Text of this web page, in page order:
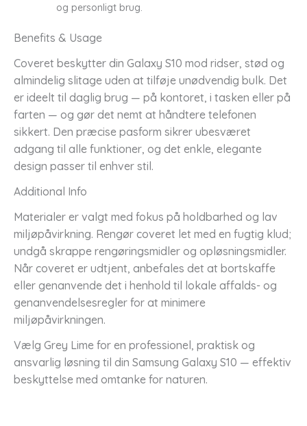
og personligt brug.
Benefits & Usage
Coveret beskytter din Galaxy S10 mod ridser, stød og
almindelig slitage uden at tilføje unødvendig bulk. Det
er ideelt til daglig brug — på kontoret, i tasken eller på
farten — og gør det nemt at håndtere telefonen
sikkert. Den præcise pasform sikrer ubesværet
adgang til alle funktioner, og det enkle, elegante
design passer til enhver stil.
Additional Info
Materialer er valgt med fokus på holdbarhed og lav
miljøpåvirkning. Rengør coveret let med en fugtig klud;
undgå skrappe rengøringsmidler og opløsningsmidler.
Når coveret er udtjent, anbefales det at bortskaffe
eller genanvende det i henhold til lokale affalds- og
genanvendelsesregler for at minimere
miljøpåvirkningen.
Vælg Grey Lime for en professionel, praktisk og
ansvarlig løsning til din Samsung Galaxy S10 — effektiv
beskyttelse med omtanke for naturen.